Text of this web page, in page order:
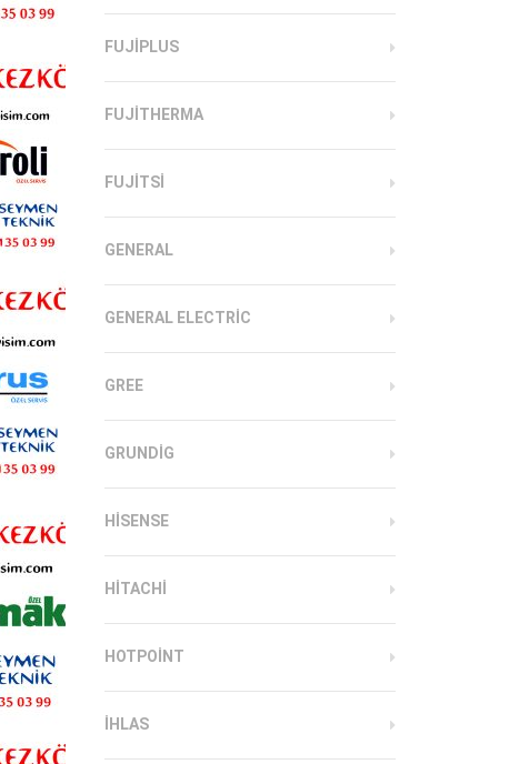
FUJIPLUS
FUJITHERMA
FUJITSI
GENERAL
GENERAL ELECTRIC
GREE
GRUNDIG
HISENSE
HITACHI
HOTPOINT
IHLAS